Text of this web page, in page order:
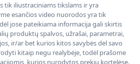
tik iliustraciniams tikslams ir yra
esančios video nuorodos yra tik
jose pateikiama informacija gali skirtis
produktų spalvos, užrašai, parametrai,
ir/ar bet kurios kitos savybės dėl savo
kitaip negu realybėje, todėl prašome
kurios nurodytos prekių kortelėse.